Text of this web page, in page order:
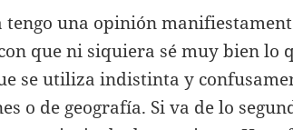
tengo una opinión
que ni siquiera sé muy bien lo
se utiliza indistinta y
o de geografía. Si va de lo